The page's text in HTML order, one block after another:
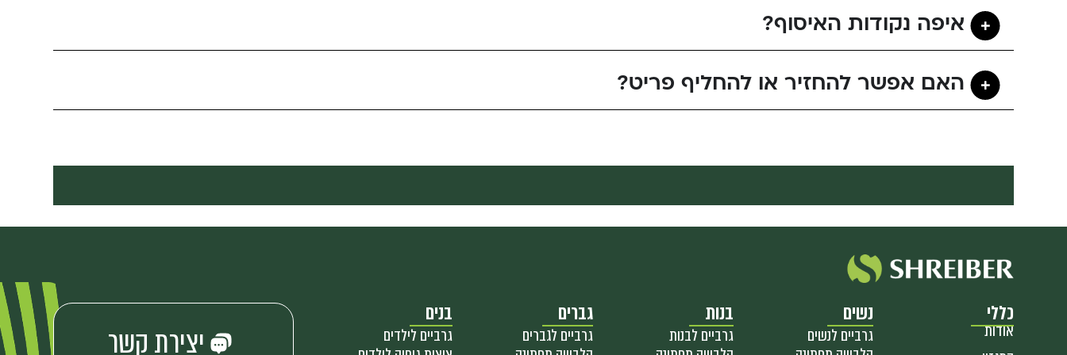
איפה נקודות האיסוף?
האם אפשר להחזיר או להחליף פריט?
כללי
אודות
נשים
גרביים לנשים
בנות
גרביים לבנות
גברים
גרביים לגברים
בנים
גרביים לילדים
יצירת קשר